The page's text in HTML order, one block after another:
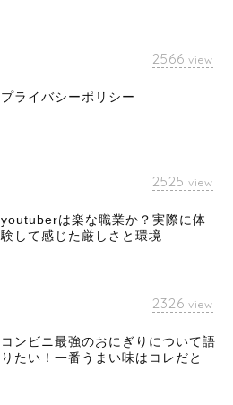
2566 view
プライバシーポリシー
2525 view
youtuberは楽な職業か？実際に体
験して感じた厳しさと環境
2326 view
コンビニ最強のおにぎりについて語
りたい！一番うまい味はコレだと